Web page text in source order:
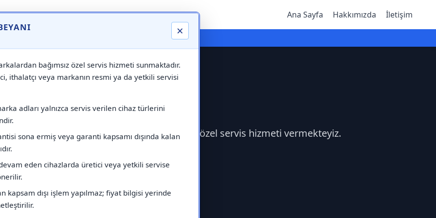
×
bağımsız özel servis hizmeti sunmaktadır.
ithalatçı veya markanın resmi ya da yetkili servisi
adları yalnızca servis verilen cihaz türlerini
sona ermiş veya garanti kapsamı dışında kalan
eden cihazlarda üretici veya yetkili servise
kapsam dışı işlem yapılmaz; fiyat bilgisi yerinde
Ana Sayfa Hakkımızda İletişim
⚠️ Markadan Bağımsız "Özel Servis" Hizmeti
Servisi çağırabilirsiniz.Markadan bağımsız özel servis hizmeti vermekteyiz.